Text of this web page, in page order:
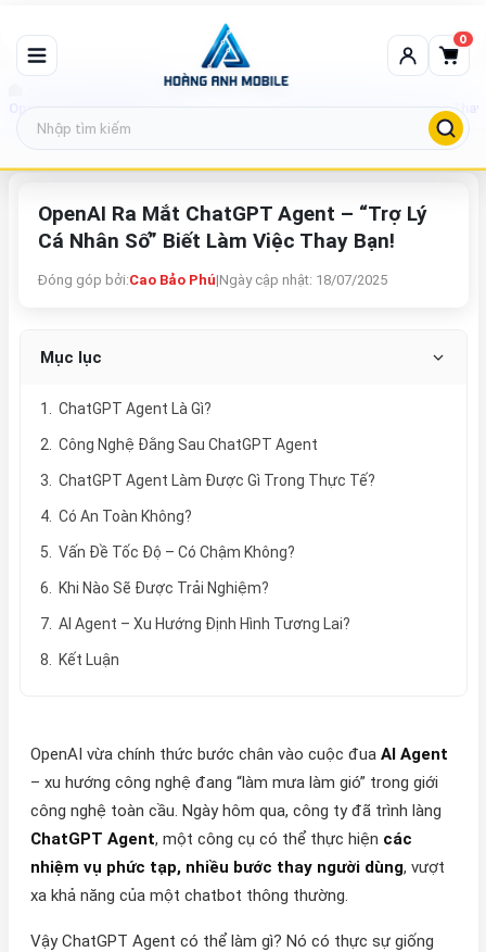
0
OpenAI Ra Mắt ChatGPT Agent – “Trợ Lý Cá Nhân Số” Biết Làm Việc Thay
OpenAI Ra Mắt ChatGPT Agent – “Trợ Lý
Cá Nhân Số” Biết Làm Việc Thay Bạn!
Đóng góp bởi:Cao Bảo Phú|Ngày cập nhật: 18/07/2025
Mục lục
1. ChatGPT Agent Là Gì?
2. Công Nghệ Đằng Sau ChatGPT Agent
3. ChatGPT Agent Làm Được Gì Trong Thực Tế?
4. Có An Toàn Không?
5. Vấn Đề Tốc Độ – Có Chậm Không?
6. Khi Nào Sẽ Được Trải Nghiệm?
7. AI Agent – Xu Hướng Định Hình Tương Lai?
8. Kết Luận
OpenAI vừa chính thức bước chân vào cuộc đua AI Agent
– xu hướng công nghệ đang “làm mưa làm gió” trong giới
công nghệ toàn cầu. Ngày hôm qua, công ty đã trình làng
ChatGPT Agent, một công cụ có thể thực hiện các
nhiệm vụ phức tạp, nhiều bước thay người dùng, vượt
xa khả năng của một chatbot thông thường.
Vậy ChatGPT Agent có thể làm gì? Nó có thực sự giống